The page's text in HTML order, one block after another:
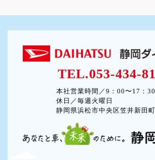
TEL.053-434-
本社営業時間／9：00〜17：30
休日／毎週火曜日
静岡県浜松市中央区笠井新田